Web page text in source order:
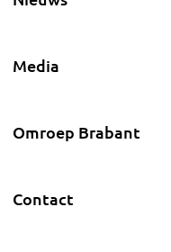
Media
Omroep Brabant
Contact